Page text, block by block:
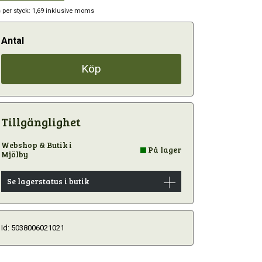
per styck: 1,69 inklusive moms
Antal
Köp
Tillgänglighet
Webshop & Butik i
Mjölby
På lager
Se lagerstatus i butik
Id: 5038006021021